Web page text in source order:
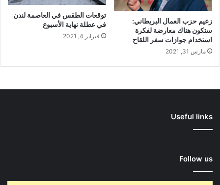
زعيم حزب العمال البريطاني:
ستكون هناك معارضة لفكرة
استخدام جوازات سفر اللقاح
مارس 31, 2021
توقعات الطقس في العاصمة لندن
في عطلة نهاية الأسبوع
فبراير 4, 2021
Useful links
Follow us